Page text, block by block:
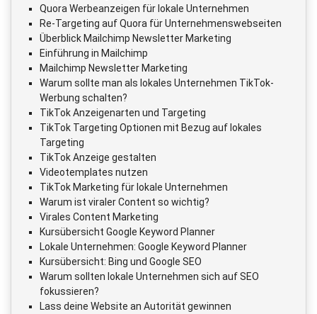
Quora Werbeanzeigen für lokale Unternehmen
Re-Targeting auf Quora für Unternehmenswebseiten
Überblick Mailchimp Newsletter Marketing
Einführung in Mailchimp
Mailchimp Newsletter Marketing
Warum sollte man als lokales Unternehmen TikTok-
Werbung schalten?
TikTok Anzeigenarten und Targeting
TikTok Targeting Optionen mit Bezug auf lokales
Targeting
TikTok Anzeige gestalten
Videotemplates nutzen
TikTok Marketing für lokale Unternehmen
Warum ist viraler Content so wichtig?
Virales Content Marketing
Kursübersicht Google Keyword Planner
Lokale Unternehmen: Google Keyword Planner
Kursübersicht: Bing und Google SEO
Warum sollten lokale Unternehmen sich auf SEO
fokussieren?
Lass deine Website an Autorität gewinnen